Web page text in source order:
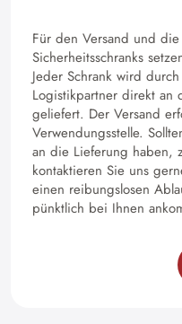
Für den Versand und
Sicherheitsschranks
Jeder Schrank wird
Logistikpartner direkt an
geliefert. Der Versand
Verwendungsstelle.
an die Lieferung haben,
kontaktieren Sie uns
einen reibungslosen
pünktlich bei Ihnen